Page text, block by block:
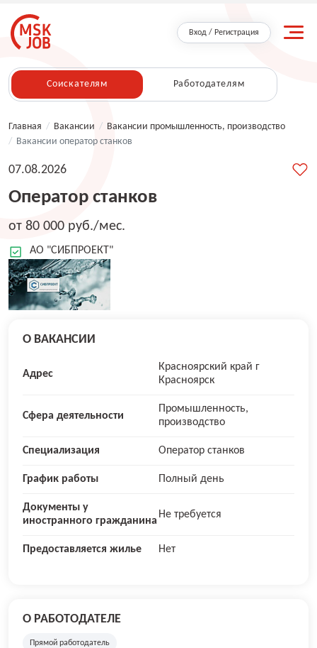
Вход / Регистрация
Соискателям Работодателям
Главная / Вакансии / Вакансии промышленность, производство
/ Вакансии оператор станков
Оператор станков
07.08.2026
от 80 000 руб./мес.
АО "СИБПРОЕКТ"
О ВАКАНСИИ
Адрес
Красноярский край г
Красноярск
Сфера деятельности
Промышленность,
производство
Специализация Оператор станков
График работы Полный день
Документы у
иностранного гражданина
Не требуется
Предоставляется жилье Нет
О РАБОТОДАТЕЛЕ
Прямой работодатель